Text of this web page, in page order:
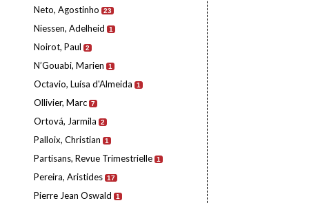
Neto, Agostinho 23
Niessen, Adelheid 1
Noirot, Paul 2
N’Gouabi, Marien 1
Octavio, Luísa d'Almeida 1
Ollivier, Marc 7
Ortová, Jarmila 2
Palloix, Christian 1
Partisans, Revue Trimestrielle 1
Pereira, Aristides 17
Pierre Jean Oswald 1